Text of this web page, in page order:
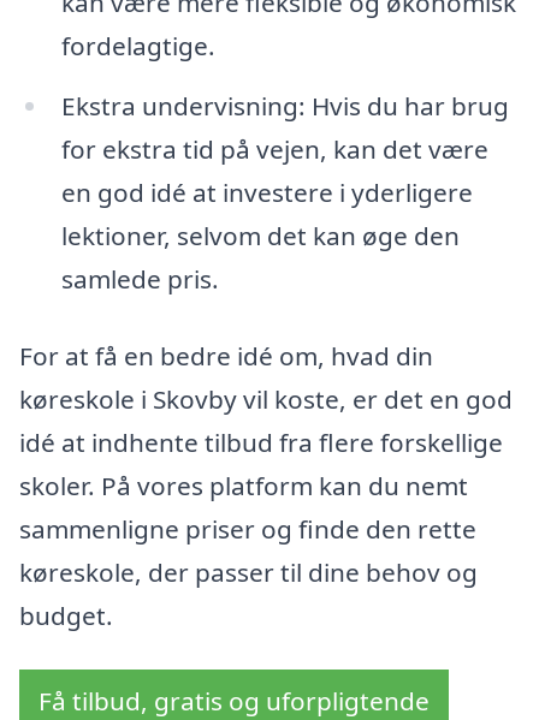
fordelagtige.
Ekstra undervisning: Hvis du har brug
for ekstra tid på vejen, kan det være
en god idé at investere i yderligere
lektioner, selvom det kan øge den
samlede pris.
For at få en bedre idé om, hvad din
køreskole i Skovby vil koste, er det en god
idé at indhente tilbud fra flere forskellige
skoler. På vores platform kan du nemt
sammenligne priser og finde den rette
køreskole, der passer til dine behov og
budget.
Få tilbud, gratis og uforpligtende